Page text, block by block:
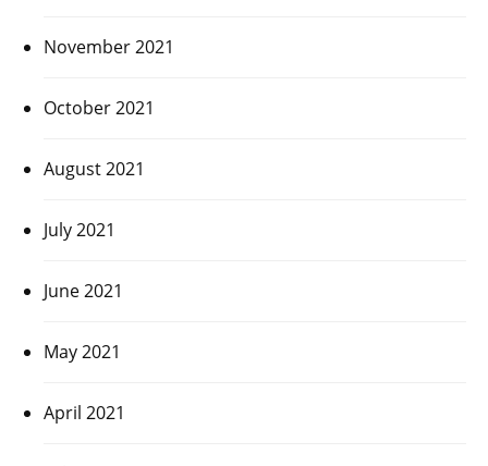
November 2021
October 2021
August 2021
July 2021
June 2021
May 2021
April 2021